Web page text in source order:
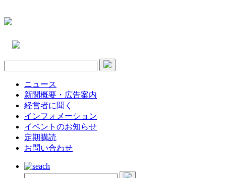
ニュース
新聞概要・広告案内
経営者に聞く
インフォメーション
イベントのお知らせ
定期購読
お問い合わせ